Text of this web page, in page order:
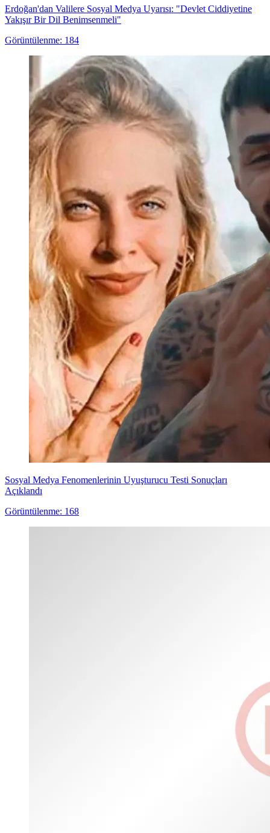
Erdoğan'dan Valilere Sosyal Medya Uyarısı: "Devlet Ciddiyetine
Yakışır Bir Dil Benimsenmeli"
Görüntülenme: 184
Sosyal Medya Fenomenlerinin Uyuşturucu Testi Sonuçları
Açıklandı
Görüntülenme: 168